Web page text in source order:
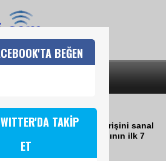
5 EVDEN 2SİNE GİRDİ
yaklaşık 2'sinin alışverişini sanal
e-ticaret 2010 yılının ilk 7
BEĞEN
TAKİP
ET